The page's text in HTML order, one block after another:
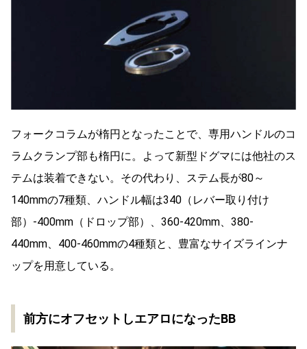
フォークコラムが楕円となったことで、専用ハンドルのコ
ラムクランプ部も楕円に。よって新型ドグマには他社のス
テムは装着できない。その代わり、ステム長が80～
140mmの7種類、ハンドル幅は340（レバー取り付け
部）-400mm（ドロップ部）、360-420mm、380-
440mm、400-460mmの4種類と、豊富なサイズラインナ
ップを用意している。
前方にオフセットしエアロになったBB